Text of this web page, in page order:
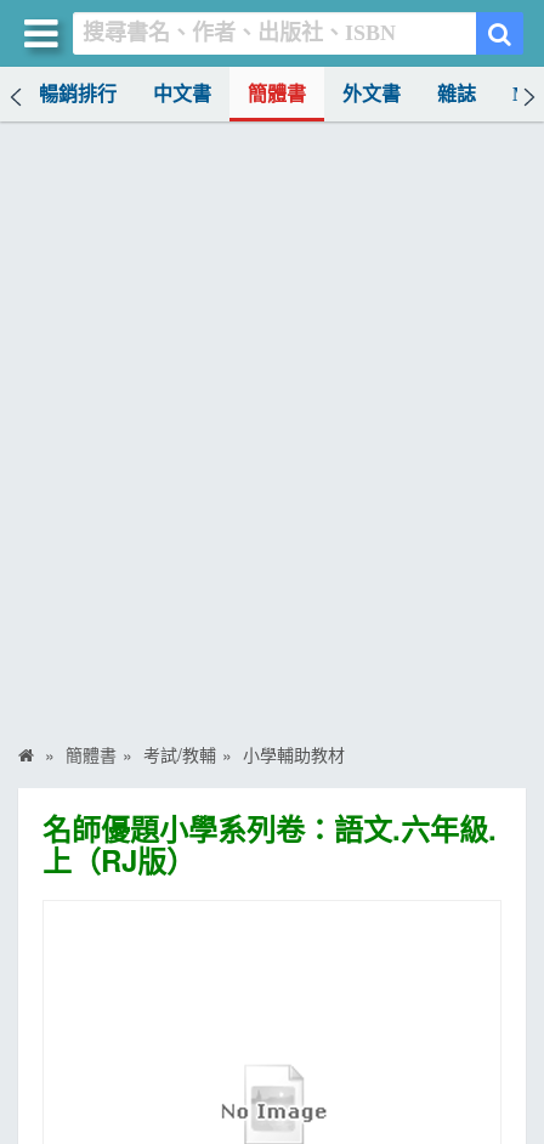
暢銷排行 中文書 簡體書 外文書 雜誌
簡體書 考試/教輔 小學輔助教材
名師優題小學系列卷：語文.六年級.
上（RJ版）
買書網